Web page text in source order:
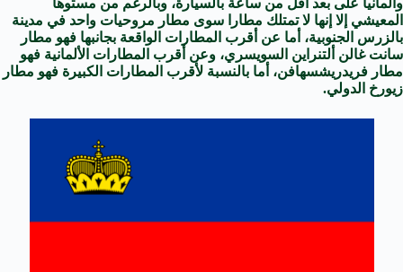
المعيشي إلا إنها لا تمتلك مطارا سوى مطار مروحيات واحد في مدينة
بالزرس الجنوبية، أما عن أقرب المطارات الواقعة بجانبها فهو مطار
سانت غالن ألتنراين السويسري، وعن أقرب المطارات الألمانية فهو
مطار فريدريشسهافن، أما بالنسبة لأقرب المطارات الكبيرة فهو مطار
زيورخ الدولي.